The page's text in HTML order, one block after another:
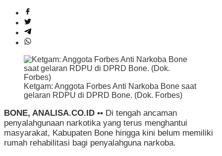
Ketgam: Anggota Forbes Anti Narkoba Bone saat
gelaran RDPU di DPRD Bone. (Dok. Forbes)
BONE, ANALISA.CO.ID ▪︎▪︎ Di tengah ancaman
penyalahgunaan narkotika yang terus menghantui
masyarakat, Kabupaten Bone hingga kini belum memiliki
rumah rehabilitasi bagi penyalahguna narkoba.